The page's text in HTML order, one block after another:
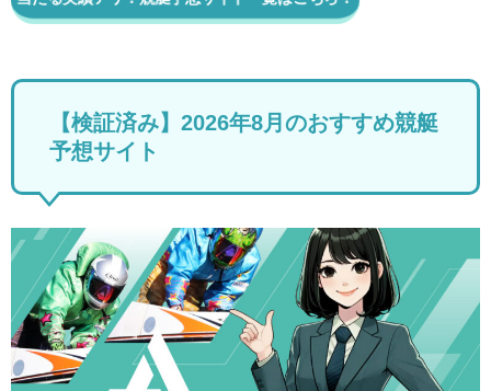
【検証済み】2026年8月のおすすめ競艇
予想サイト